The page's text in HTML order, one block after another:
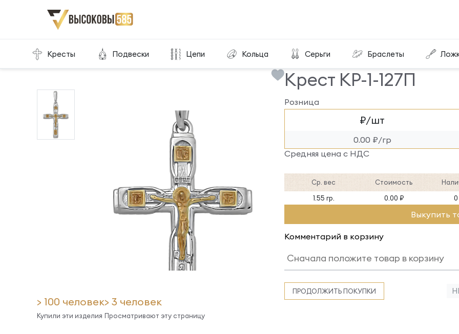
Кресты Подвески Цепи Кольца Серьги Браслеты
Главная Склад готовой продукции Крест КР-1-127П
> 100 человек
Купили эти изделия
> 3 человек
Просматривают эту страницу
Крест КР-1-127П
Розница
₽/шт
0.00 ₽/гр
Средняя цена с НДС
Ср. вес Стоимость
1.55 гр.
0.00 ₽ 0
Выкупить
Комментарий в корзину
ПРОДОЛЖИТЬ ПОКУПКИ